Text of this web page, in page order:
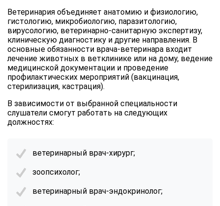
Ветеринария объединяет анатомию и физиологию,
гистологию, микробиологию, паразитологию,
вирусологию, ветеринарно-санитарную экспертизу,
клиническую диагностику и другие направления. В
основные обязанности врача-ветеринара входит
лечение животных в ветклинике или на дому, ведение
медицинской документации и проведение
профилактических мероприятий (вакцинация,
стерилизация, кастрация).
В зависимости от выбранной специальности
слушатели смогут работать на следующих
должностях:
ветеринарный врач-хирург;
зоопсихолог;
ветеринарный врач-эндокринолог;